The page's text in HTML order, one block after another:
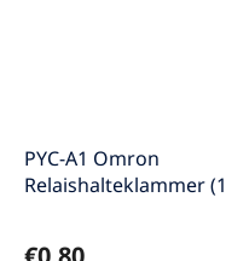
PYC-A1 Omron
Relaishalteklammer (1